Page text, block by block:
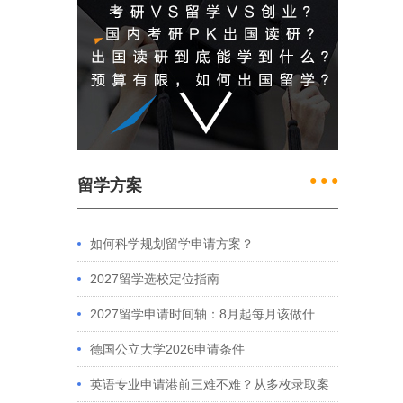
留学方案 ● ● ●
如何科学规划留学申请方案？
2027留学选校定位指南
2027留学申请时间轴：8月起每月该做什
么？英、美、澳、港申请全攻略
德国公立大学2026申请条件
英语专业申请港前三难不难？从多枚录取案